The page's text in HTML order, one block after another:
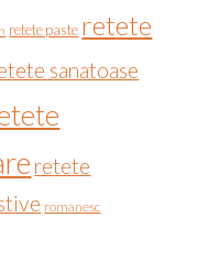
retete paste retete
sanatoase
retete
romanesc